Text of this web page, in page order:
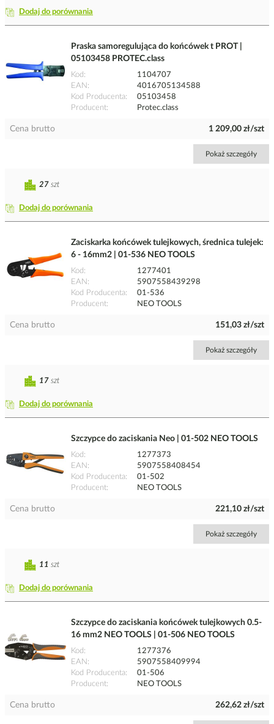
Dodaj do porównania
Praska samoregulująca do końcówek t PROT |
05103458 PROTEC.class
Kod
1104707
EAN
4016705134588
Kod Producenta
05103458
Producent
Protec.class
Cena brutto 1 209,00 zł/szt
Pokaż szczegóły
Dodaj do porównania
27 szt
Zaciskarka końcówek tulejkowych, średnica tulejek:
6 - 16mm2 | 01-536 NEO TOOLS
Kod
1277401
EAN
5907558439298
Kod Producenta
01-536
Producent
NEO TOOLS
Cena brutto 151,03 zł/szt
Pokaż szczegóły
Dodaj do porównania
17 szt
Szczypce do zaciskania Neo | 01-502 NEO TOOLS
Kod
1277373
EAN
5907558408454
Kod Producenta
01-502
Producent
NEO TOOLS
Cena brutto 221,10 zł/szt
Pokaż szczegóły
Dodaj do porównania
11 szt
Szczypce do zaciskania końcówek tulejkowych 0.5-
16 mm2 NEO TOOLS | 01-506 NEO TOOLS
Kod
1277376
EAN
5907558409994
Kod Producenta
01-506
Producent
NEO TOOLS
Cena brutto 262,62 zł/szt